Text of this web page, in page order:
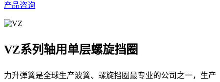
产品咨询
VZ系列轴用单层螺旋挡圈
力升弹簧是全球生产波簧、螺旋挡圈最专业的公司之一，生产